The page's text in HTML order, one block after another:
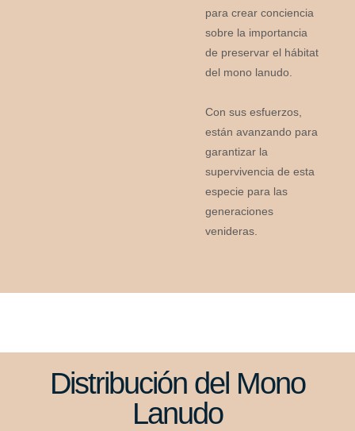
para crear conciencia
sobre la importancia
de preservar el hábitat
del mono lanudo.
Con sus esfuerzos,
están avanzando para
garantizar la
supervivencia de esta
especie para las
generaciones
venideras.
Distribución del Mono
Lanudo